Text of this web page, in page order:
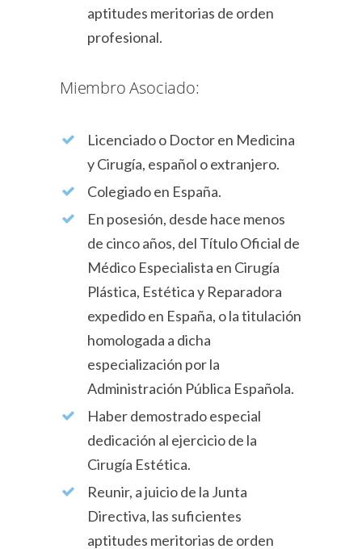
aptitudes meritorias de orden
profesional.
Miembro Asociado:
Licenciado o Doctor en Medicina
y Cirugía, español o extranjero.
Colegiado en España.
En posesión, desde hace menos
de cinco años, del Título Oficial de
Médico Especialista en Cirugía
Plástica, Estética y Reparadora
expedido en España, o la titulación
homologada a dicha
especialización por la
Administración Pública Española.
Haber demostrado especial
dedicación al ejercicio de la
Cirugía Estética.
Reunir, a juicio de la Junta
Directiva, las suficientes
aptitudes meritorias de orden